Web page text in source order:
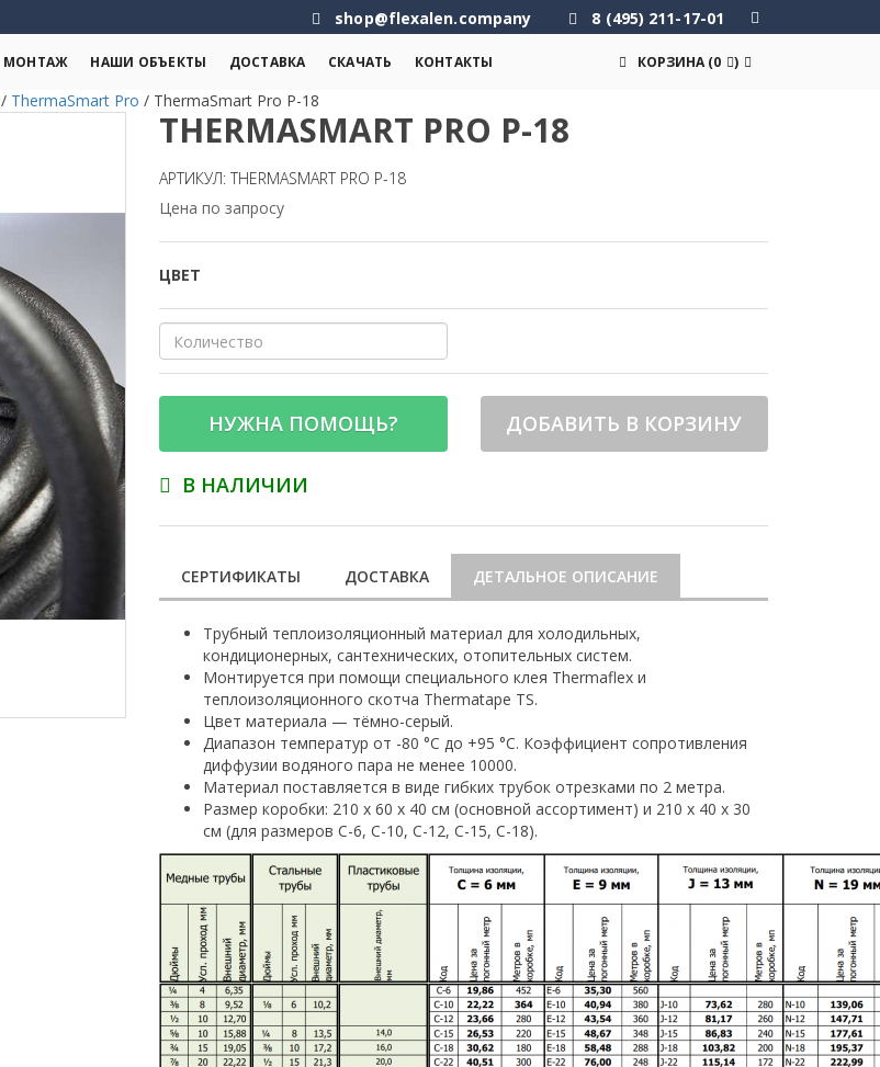
shop@flexalen.company 8 (495) 211-17-01
МОНТАЖ НАШИ ОБЪЕКТЫ ДОСТАВКА СКАЧАТЬ КОНТАКТЫ КОРЗИНА (0 )
/ ThermaSmart Pro / ThermaSmart Pro P-18
THERMASMART PRO P-18
АРТИКУЛ: THERMASMART PRO P-18
Цена по запросу
ЦВЕТ
НУЖНА ПОМОЩЬ? ДОБАВИТЬ В КОРЗИНУ
В НАЛИЧИИ
СЕРТИФИКАТЫ ДОСТАВКА ДЕТАЛЬНОЕ ОПИСАНИЕ
Трубный теплоизоляционный материал для холодильных,
кондиционерных, сантехнических, отопительных систем.
Монтируется при помощи специального клея Thermaflex и
теплоизоляционного скотча Thermatape TS.
Цвет материала — тёмно-серый.
Диапазон температур от -80 °С до +95 °С. Коэффициент сопротивления
диффузии водяного пара не менее 10000.
Материал поставляется в виде гибких трубок отрезками по 2 метра.
Размер коробки: 210 х 60 х 40 см (основной ассортимент) и 210 х 40 х 30
см (для размеров С-6, С-10, С-12, С-15, С-18).